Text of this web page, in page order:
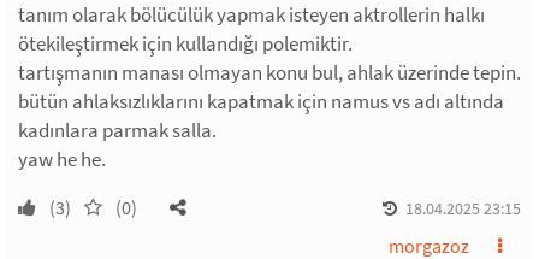
tanım olarak bölücülük yapmak isteyen aktrollerin halkı
ötekileştirmek için kullandığı polemiktir.
tartışmanın manası olmayan konu bul, ahlak üzerinde tepin.
bütün ahlaksızlıklarını kapatmak için namus vs adı altında
kadınlara parmak salla.
yaw he he.
(3) (0) 18.04.2025 23:15
morgazoz